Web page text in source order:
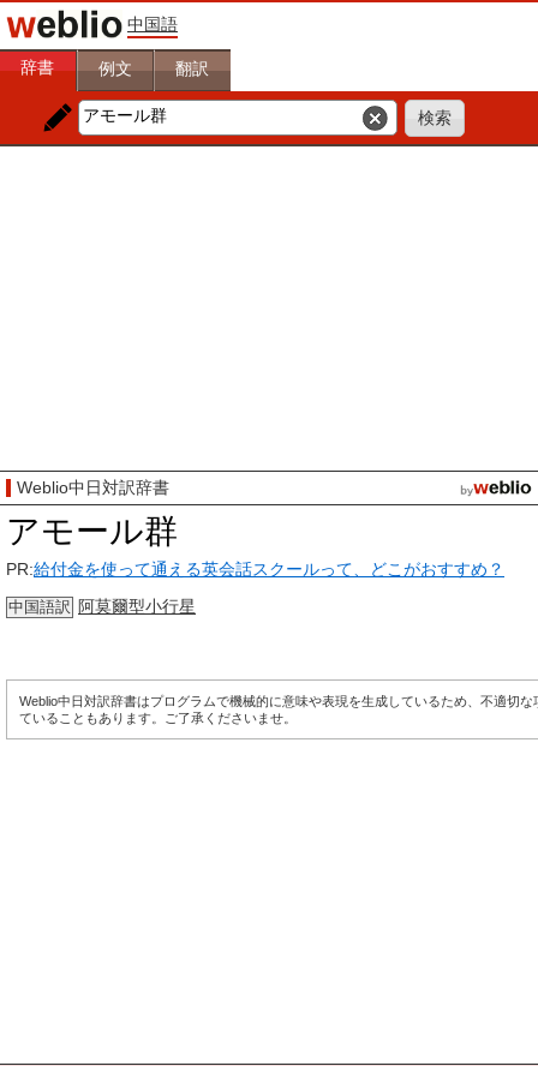
中国語
辞書 例文 翻訳
Weblio中日対訳辞書
アモール群
PR:給付金を使って通える英会話スクールって、どこがおすすめ？
中国語訳 阿莫爾型小行星
Weblio中日対訳辞書はプログラムで機械的に意味や表現を生成しているため、不適切な
ていることもあります。ご了承くださいませ。